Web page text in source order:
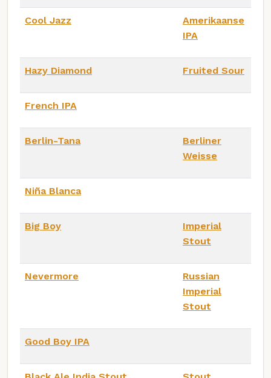
Cool Jazz
Amerikaanse
IPA
Hazy Diamond Fruited Sour
French IPA
Berlin-Tana
Berliner
Weisse
Niña Blanca
Big Boy
Imperial
Stout
Nevermore
Russian
Imperial
Stout
Good Boy IPA